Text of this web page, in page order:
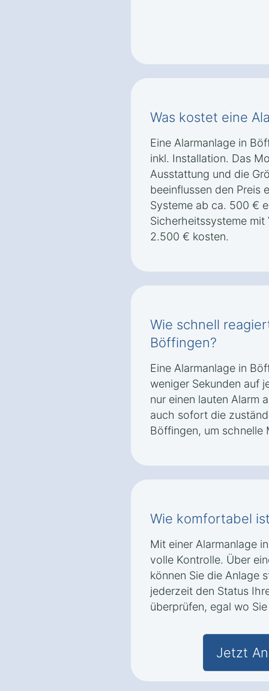
Was kostet eine
Eine Alarmanlage in
inkl. Installation. Das
Ausstattung und die
beeinflussen den Preis
Systeme ab ca. 500 €
Sicherheitssysteme
2.500 € kosten.
Wie schnell
Böffingen?
Eine Alarmanlage in
weniger Sekunden auf
nur einen lauten Alarm
auch sofort die
Böffingen, um schnelle
Wie komfortabel
Mit einer Alarmanlage
volle Kontrolle. Über
können Sie die Anlage
jederzeit den Status
überprüfen, egal wo
Jetzt